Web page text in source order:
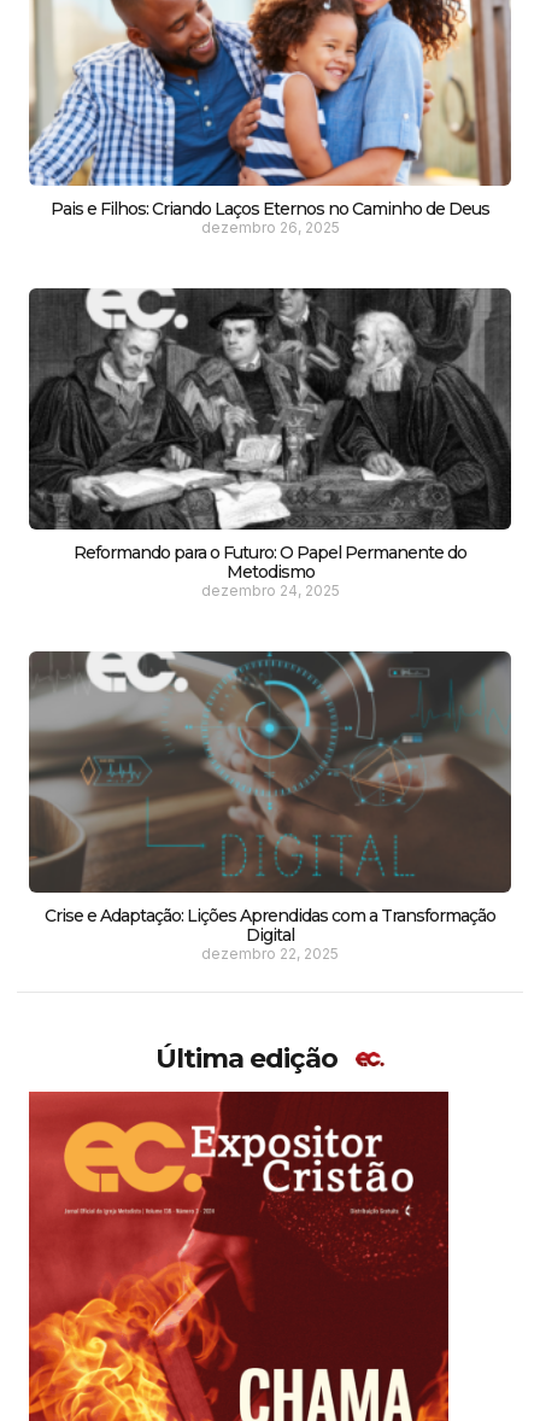
Pais e Filhos: Criando Laços Eternos no Caminho de Deus
dezembro 26, 2025
Reformando para o Futuro: O Papel Permanente do
Metodismo
dezembro 24, 2025
Crise e Adaptação: Lições Aprendidas com a Transformação
Digital
dezembro 22, 2025
Última edição